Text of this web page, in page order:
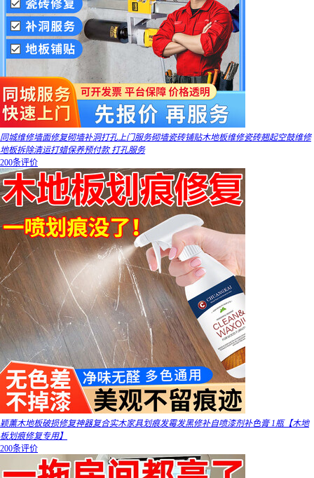
同城维修墙面修复砌墙补洞打孔上门服务砌墙瓷砖铺贴木地板维修瓷砖翘起空鼓维修
地板拆除清运打蜡保养预付款 打孔服务
200条评价
颖薰木地板破损修复神器复合实木家具划痕发霉发黑修补自喷漆剂补色膏 1瓶【木地
板划痕修复专用】
200条评价